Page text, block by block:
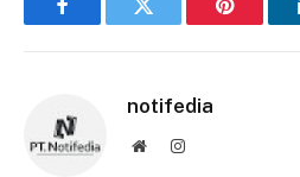
FacebookTwitter Pinterest
notifedia
WebsiteInstagram